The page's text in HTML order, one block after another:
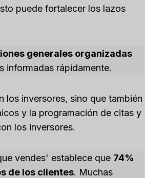
puede fortalecer los lazos
generales organizadas
informadas rápidamente.
los inversores, sino que también
y la programación de citas y
los inversores.
vendes' establece que 74%
de los clientes. Muchas